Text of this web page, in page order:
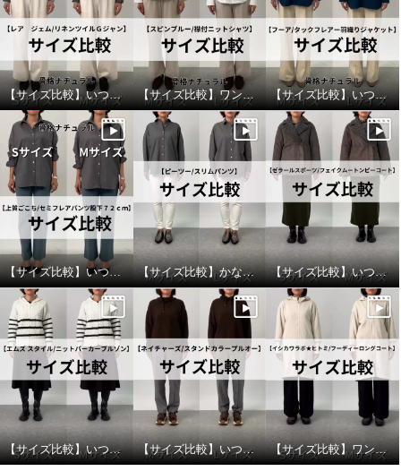
ミラ・ショーン ウールシルク ス
ヌードスカーフ
キカネイビー
ラソエヌサーティスリー ディグ
リーズ ロゴプリント ロングＴシ
ャツ
ホワイト Ｍ
¥0
【サイズ比較】いつものサイズがおすすめ 【サイズ比較】ワンサイズアップがオススメ 【サイズ比較】いつものサイズでオッケー
【サイズ比較】いつものサイズ以上がおすすめ 【サイズ比較】かなりピッタリ目なのでワンサイズアップがオススメ 【サイズ比較】いつものサイズでちょうど良い
【サイズ比較】いつものサイズがおすすめ 【サイズ比較】いつものサイズがおすすめ 【サイズ比較】ワンサイズダウンがおすすめ